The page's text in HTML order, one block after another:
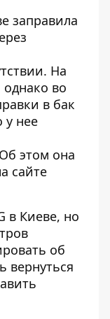
заправила
На
во
в бак
у нее
этом она
сайте
в Киеве, но
об
вернуться